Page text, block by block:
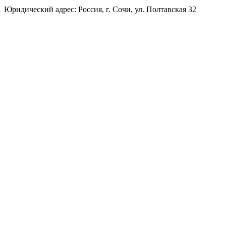
Юридический адрес: Россия, г. Сочи, ул. Полтавская 32